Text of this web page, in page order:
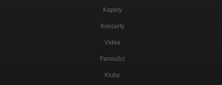
Kapely
Koncerty
Videa
Fanoušci
Kluby